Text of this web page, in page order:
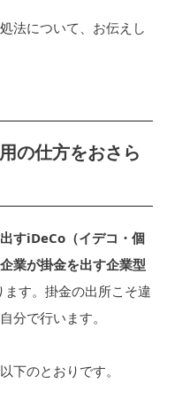
法について、お伝えし
の仕方をおさら
すiDeCo（イデコ・個
業が掛金を出す企業型
ます。掛金の出所こそ違
分で行います。
下のとおりです。